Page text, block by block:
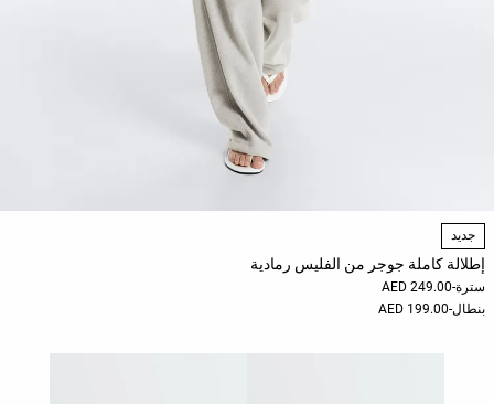
جديد
إطلالة كاملة جوجر من الفليس رمادية
سترة-
249.00 AED
بنطال-
199.00 AED